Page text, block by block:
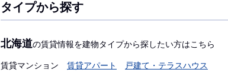
タイプから探す
北海道の賃貸情報を建物タイプから探したい方はこちら
賃貸マンション 賃貸アパート 戸建て・テラスハウス